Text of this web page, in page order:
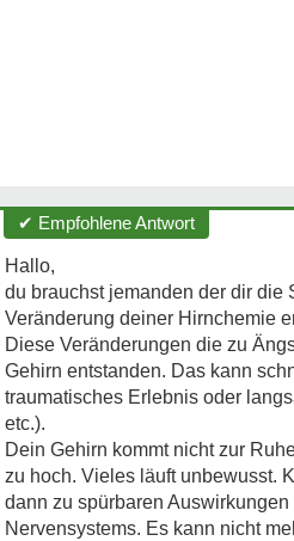
✔ Empfohlene Antwort
Hallo,
du brauchst jemanden der dir die
Veränderung deiner Hirnchemie
Diese Veränderungen die zu
Gehirn entstanden. Das kann
traumatisches Erlebnis oder
etc.).
Dein Gehirn kommt nicht zur
zu hoch. Vieles läuft unbewusst.
dann zu spürbaren
Nervensystems. Es kann nicht